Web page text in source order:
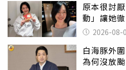
原本很討
動」讓她
2026-08-
白海豚外
為何沒放